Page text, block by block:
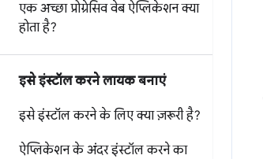
एक अच्छा प्रोग्रेसिव वेब ऐप्लिकेशन क्या
होता है?
इसे इंस्टॉल करने लायक बनाएं
इसे इंस्टॉल करने के लिए क्या ज़रूरी है?
ऐप्लिकेशन के अंदर इंस्टॉल करने का